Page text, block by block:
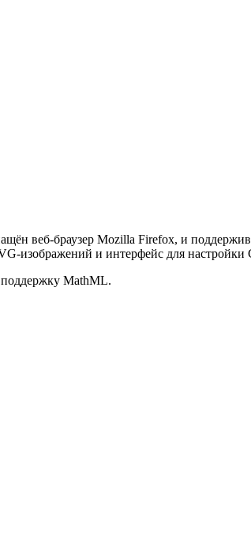
веб-браузер Mozilla Firefox, и
изображений и интерфейс для настройки
MathML.